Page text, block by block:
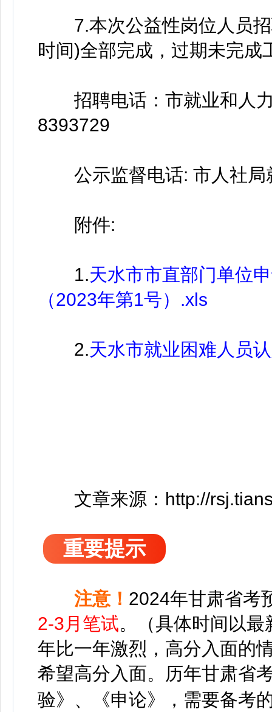
7.本次公益性岗位人员招
时间)全部完成，过期未完成
招聘电话：市就业和人力
8393729
公示监督电话: 市人社局
附件:
1.天水市市直部门单位
（2023年第1号）.xls
2.天水市就业困难人员
文章来源：http://
重要提示
注意！ 2024年甘肃省考
2-3月笔试。（具体时间以
年比一年激烈，高分入面的
希望高分入面。 历年甘肃省
验》、《申论》，需要备考